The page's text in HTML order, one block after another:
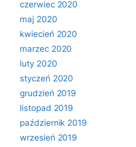
czerwiec 2020
maj 2020
kwiecień 2020
marzec 2020
luty 2020
styczeń 2020
grudzień 2019
listopad 2019
październik 2019
wrzesień 2019